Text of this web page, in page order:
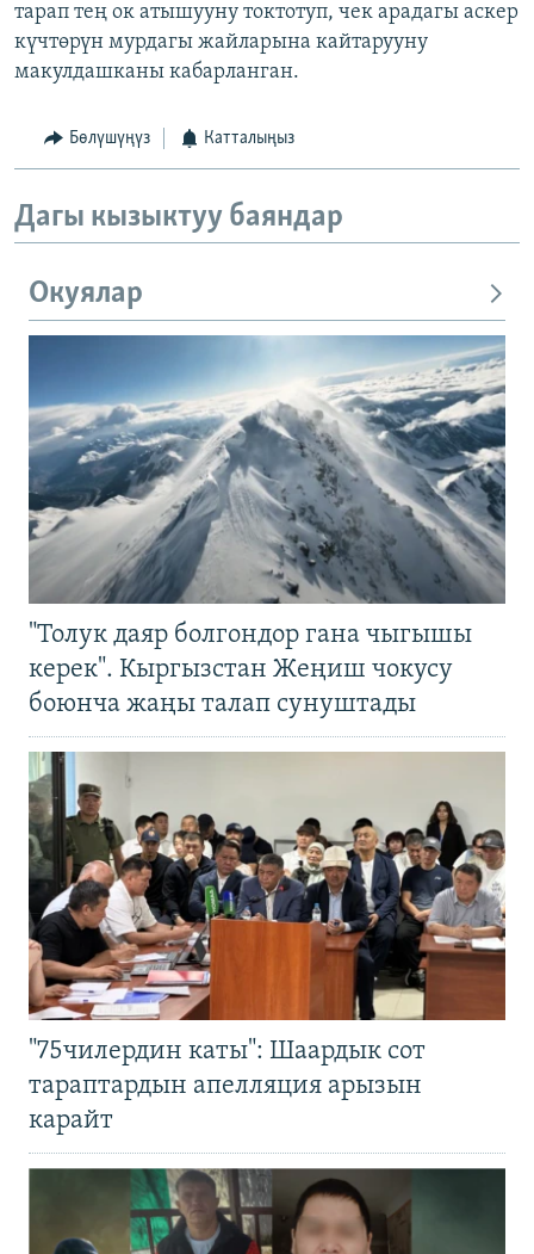
тарап тең ок атышууну токтотуп, чек арадагы аскер
күчтөрүн мурдагы жайларына кайтарууну
макулдашканы кабарланган.
Бөлүшүңүз Катталыңыз
Дагы кызыктуу баяндар
Окуялар
"Толук даяр болгондор гана чыгышы
керек". Кыргызстан Жеңиш чокусу
боюнча жаңы талап сунуштады
"75чилердин каты": Шаардык сот
тараптардын апелляция арызын
карайт